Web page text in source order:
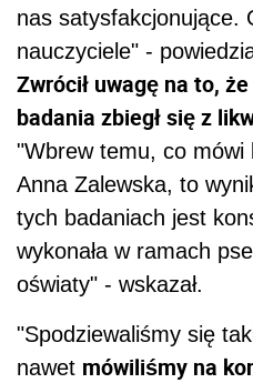
nas satysfakcjonujące.
nauczyciele" -
Zwrócił uwagę na to,
badania zbiegł się z
"Wbrew temu, co mówi
Anna Zalewska, to
tych badaniach jest
wykonała w ramach
oświaty" - wskazał.
"Spodziewaliśmy się
nawet mówiliśmy na